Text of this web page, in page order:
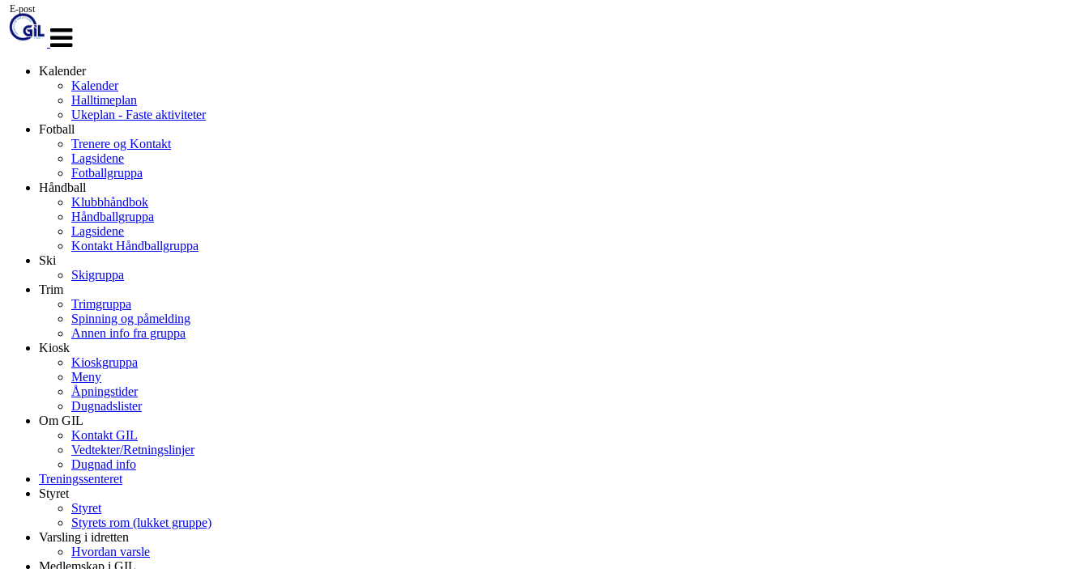
navigasjon
Kalender
Kalender
Halltimeplan
Ukeplan - Faste aktiviteter
Fotball
Trenere og Kontakt
Lagsidene
Fotballgruppa
Håndball
Klubbhåndbok
Håndballgruppa
Lagsidene
Kontakt Håndballgruppa
Ski
Skigruppa
Trim
Trimgruppa
Spinning og påmelding
Annen info fra gruppa
Kiosk
Kioskgruppa
Meny
Åpningstider
Dugnadslister
Om GIL
Kontakt GIL
Vedtekter/Retningslinjer
Dugnad info
Treningssenteret
Styret
Styret
Styrets rom (lukket gruppe)
Varsling i idretten
Hvordan varsle
Medlemskap i GIL
E-post